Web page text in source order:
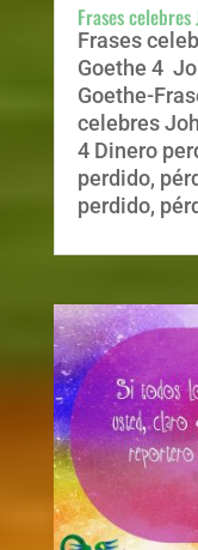
Frases
Frases
Goethe 4
Goethe-
celebres
4 Dinero
perdido,
perdido,